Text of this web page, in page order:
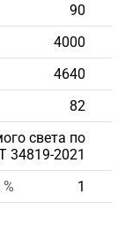
90
4000
4640
82
света по
34819-2021
1